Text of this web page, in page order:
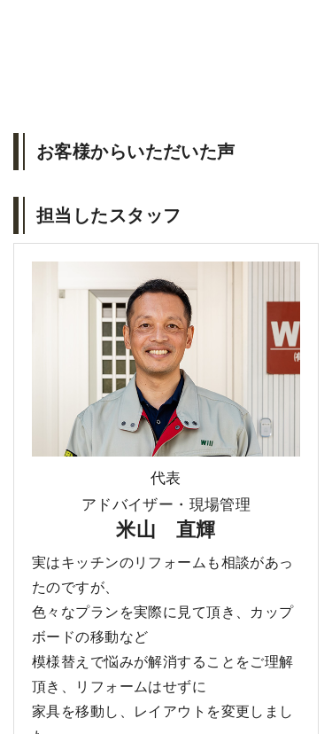
お客様からいただいた声
担当したスタッフ
代表
アドバイザー・現場管理
米山 直輝
実はキッチンのリフォームも相談があっ
たのですが、
色々なプランを実際に見て頂き、カップ
ボードの移動など
模様替えで悩みが解消することをご理解
頂き、リフォームはせずに
家具を移動し、レイアウトを変更しまし